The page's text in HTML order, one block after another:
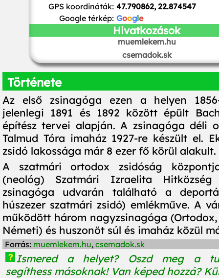
GPS koordináták: 47.790862, 22.874547
Google térkép: Google
Hivatkozások
muemlekem.hu
csemadok.sk
Története
Az első zsinagóga ezen a helyen
jelenlegi 1891 és 1892 között épült
építész tervei alapján. A zsinagóga déli
Talmud Tóra imaház 1927-re készült el.
zsidó lakossága már 8 ezer fő körül alakult.
A szatmári ortodox zsidóság
(neológ) Szatmári Izraelita
zsinagóga udvarán található a
húszezer szatmári zsidó) emlékműve. A
működött három nagyzsinagóga
Németi) és huszonöt súl és imaház közül
Forrás: muemlekem.hu, csemadok.sk
? Ismered a helyet? Oszd meg a
segíthess másoknak! Van képed hozzá?